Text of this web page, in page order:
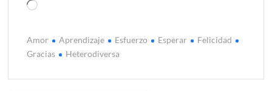
Cargando...
Amor Aprendizaje Esfuerzo Esperar
Felicidad
Gracias
Heterodiversa